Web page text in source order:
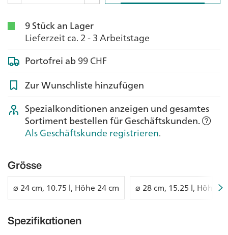
9 Stück an Lager
Lieferzeit ca. 2 - 3 Arbeitstage
Portofrei ab99 CHF
Zur Wunschliste hinzufügen
Spezialkonditionen anzeigen und gesamtes
Sortiment bestellen für Geschäftskunden.
Als Geschäftskunde registrieren.
Grösse
⌀ 24 cm, 10.75 l, Höhe 24 cm ⌀ 28 cm, 15.25 l, Höhe
Spezifikationen